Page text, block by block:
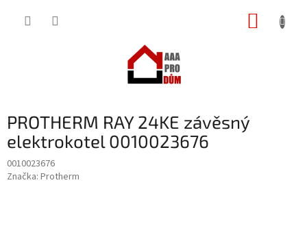
PROTHERM RAY 24KE závěsný
elektrokotel 0010023676
0010023676
Značka: Protherm